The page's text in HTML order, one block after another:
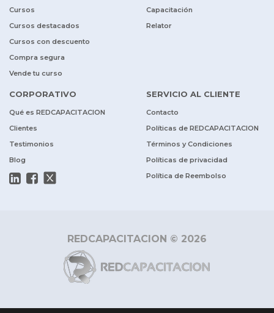
Cursos
Cursos destacados
Cursos con descuento
Compra segura
Vende tu curso
Capacitación
Relator
CORPORATIVO
Qué es REDCAPACITACION
Clientes
Testimonios
Blog
SERVICIO AL CLIENTE
Contacto
Políticas de REDCAPACITACION
Términos y Condiciones
Políticas de privacidad
Política de Reembolso
REDCAPACITACION © 2026